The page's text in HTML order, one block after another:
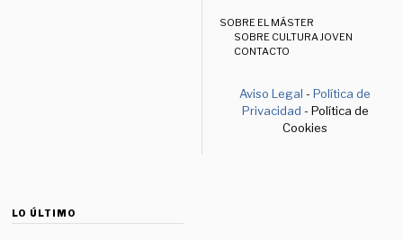
SOBRE EL MÁSTER
SOBRE CULTURA JOVEN
CONTACTO
Aviso Legal -Política de
Privacidad - Política de
Cookies
LO ÚLTIMO